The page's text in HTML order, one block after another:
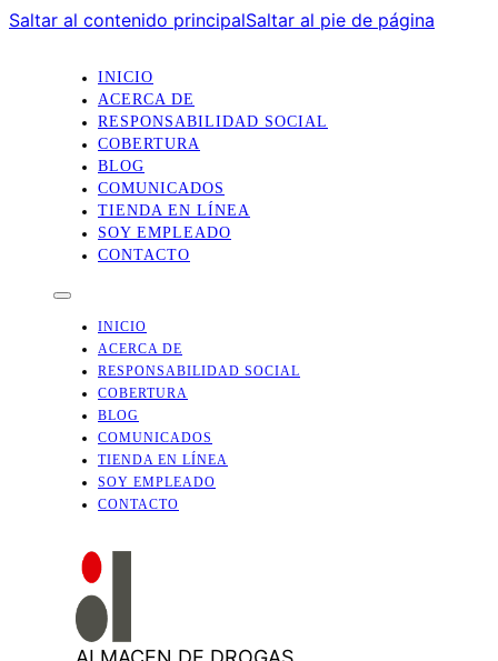
Saltar al contenido principalSaltar al pie de página
INICIO
ACERCA DE
RESPONSABILIDAD SOCIAL
COBERTURA
BLOG
COMUNICADOS
TIENDA EN LÍNEA
SOY EMPLEADO
CONTACTO
INICIO
ACERCA DE
RESPONSABILIDAD SOCIAL
COBERTURA
BLOG
COMUNICADOS
TIENDA EN LÍNEA
SOY EMPLEADO
CONTACTO